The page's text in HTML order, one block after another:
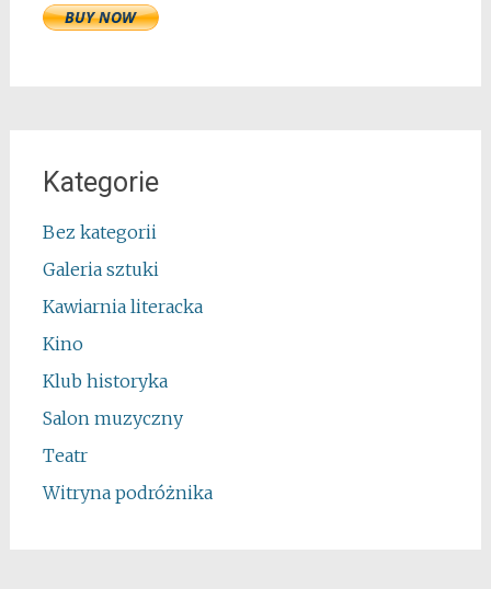
Kategorie
Bez kategorii
Galeria sztuki
Kawiarnia literacka
Kino
Klub historyka
Salon muzyczny
Teatr
Witryna podróżnika